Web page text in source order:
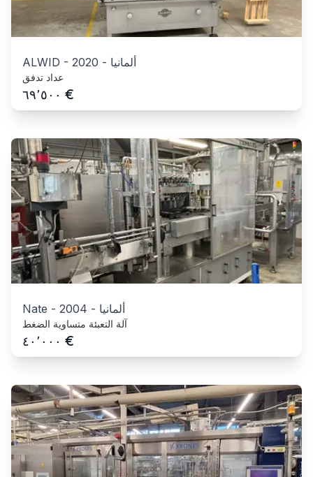
ALWID - 2020 - ألمانيا
عداد تدفق
٦٩٬٥٠٠ €
Nate - 2004 - ألمانيا
آلة التعبئة متساوية الضغط
٤٠٬٠٠٠ €